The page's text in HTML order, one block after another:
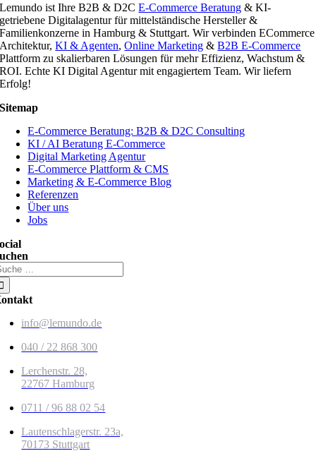
Lemundo ist Ihre B2B & D2CE-Commerce Beratung & KI-
getriebene Digitalagentur für mittelständische Hersteller &
Familienkonzerne in Hamburg & Stuttgart. Wir verbinden ECommerce
Architektur,KI & Agenten,Online Marketing &B2B E-Commerce
Plattform zu skalierbaren Lösungen für mehr Effizienz, Wachstum &
ROI. Echte KI Digital Agentur mit engagiertem Team. Wir liefern
Erfolg!
Sitemap
E-Commerce Beratung: B2B & D2C Consulting
KI / AI Beratung E-Commerce
Digital Marketing Agentur
E-Commerce Plattform & CMS
Marketing & E-Commerce Blog
Referenzen
Über uns
Jobs
info@lemundo.de
040 / 22 868 300
Lerchenstr. 28,
22767 Hamburg
0711 / 96 88 02 54
Lautenschlagerstr. 23a,
70173 Stuttgart